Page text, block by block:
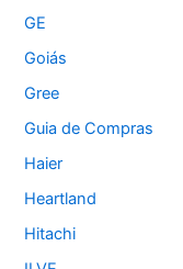
GE
Goiás
Gree
Guia de Compras
Haier
Heartland
Hitachi